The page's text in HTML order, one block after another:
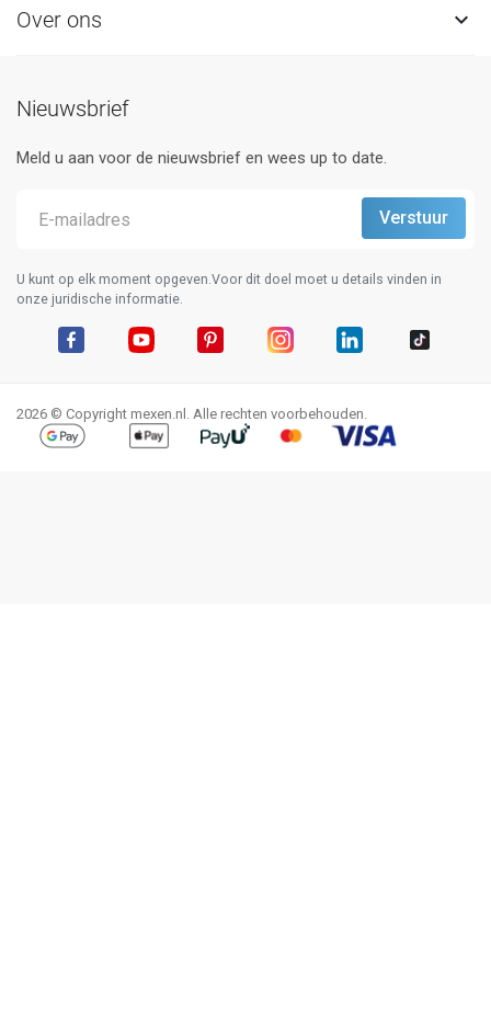
Over ons 
Nieuwsbrief
Meld u aan voor de nieuwsbrief en wees up to date.
U kunt op elk moment opgeven.Voor dit doel moet u details vinden in
onze juridische informatie.
2026 © Copyright mexen.nl. Alle rechten voorbehouden.